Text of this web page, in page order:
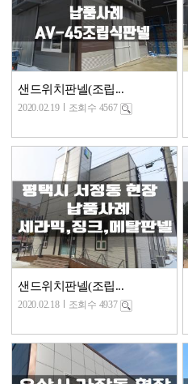
샌드위치판넬(조립...
2020.02.19 조회수 4567
샌드위치판넬(조립...
2020.02.18 조회수 4937